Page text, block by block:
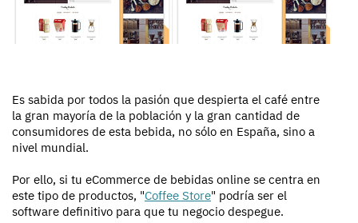
Es sabida por todos la pasión que despierta el café entre
la gran mayoría de la población y la gran cantidad de
consumidores de esta bebida, no sólo en España, sino a
nivel mundial.
Por ello, si tu eCommerce de bebidas online se centra en
este tipo de productos, "Coffee Store" podría ser el
software definitivo para que tu negocio despegue.